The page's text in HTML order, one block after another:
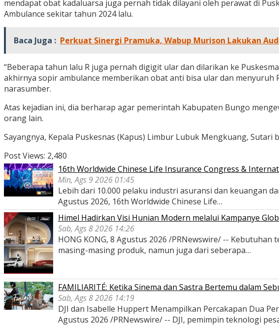
mendapat obat kadaluarsa juga pernah tidak dilayani oleh perawat di
Ambulance sekitar tahun 2024 lalu.
Baca Juga : Perkuat Sinergi Pramuka, Wabup Murison Lakukan
“Beberapa tahun lalu R juga pernah digigit ular dan dilarikan ke
akhirnya sopir ambulance memberikan obat anti bisa ular dan
narasumber.
Atas kejadian ini, dia berharap agar pemerintah Kabupaten Bungo
orang lain.
Sayangnya, Kepala Puskesnas (Kapus) Limbur Lubuk Mengkuang,
Post Views: 2,480
16th Worldwide Chinese Life Insurance Congress &
Min, Ags 9 2026 01:45
Lebih dari 10.000 pelaku industri asuransi dan keuangan
Agustus 2026, 16th Worldwide Chinese Life…
Himel Hadirkan Visi Hunian Modern melalui Kampanye
Sab, Ags 8 2026 14:26
HONG KONG, 8 Agustus 2026 /PRNewswire/ --
masing-masing produk, namun juga dari seberapa…
FAMILIARITÉ: Ketika Sinema dan Sastra Bertemu dalam
Sab, Ags 8 2026 14:19
DJI dan Isabelle Huppert Menampilkan Percakapan Dua
Agustus 2026 /PRNewswire/ -- DJI, pemimpin teknologi